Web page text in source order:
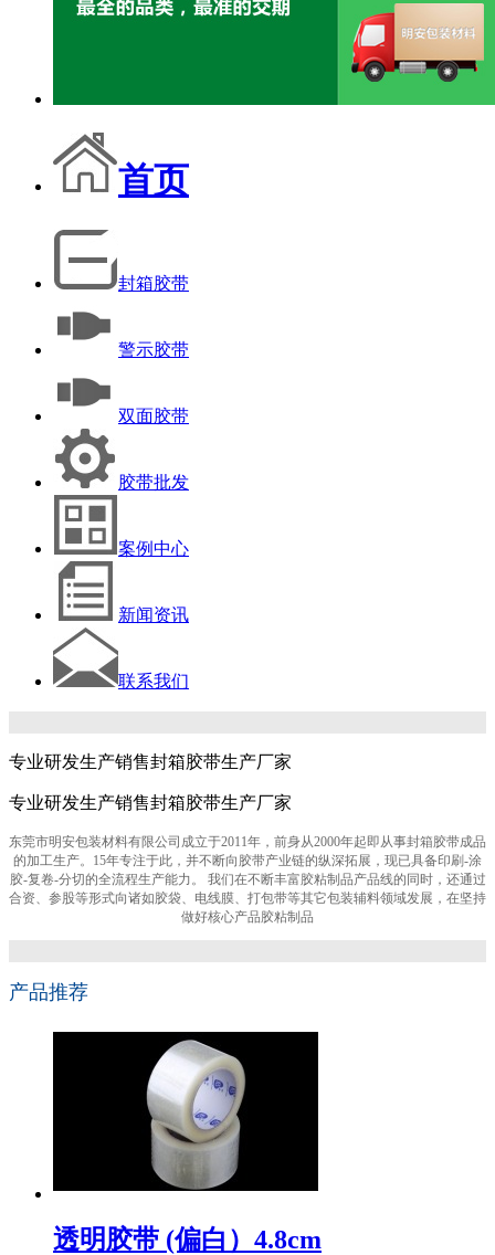
首页
封箱胶带
警示胶带
双面胶带
胶带批发
案例中心
新闻资讯
联系我们
专业研发生产销售封箱胶带生产厂家
专业研发生产销售封箱胶带生产厂家
东莞市明安包装材料有限公司成立于2011年，前身从2000年起即从事封箱胶带成品
的加工生产。15年专注于此，并不断向胶带产业链的纵深拓展，现已具备印刷-涂
胶-复卷-分切的全流程生产能力。 我们在不断丰富胶粘制品产品线的同时，还通过
合资、参股等形式向诸如胶袋、电线膜、打包带等其它包装辅料领域发展，在坚持
做好核心产品胶粘制品
产品推荐
透明胶带 (偏白）4.8cm